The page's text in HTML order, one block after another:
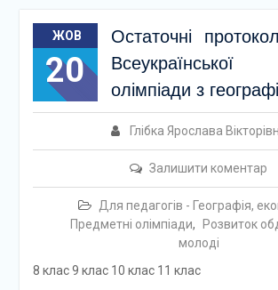
ЖОВ
20
Остаточні
Всеукраїнської
олімпіади з
Глібка Ярослава
Залишити коментар
Для педагогів - Географія,
Предметні олімпіади,
Розвиток
молоді
8 клас 9 клас 10 клас 11 клас